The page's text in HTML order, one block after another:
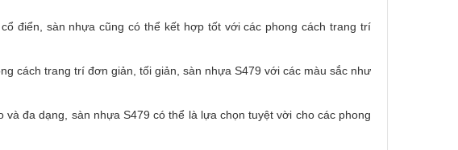
điển, sàn nhựa cũng có thể kết hợp tốt với các phong cách trang trí
cách trang trí đơn giản, tối giản, sàn nhựa S479 với các màu sắc như
đa dạng, sàn nhựa S479 có thể là lựa chọn tuyệt vời cho các phong